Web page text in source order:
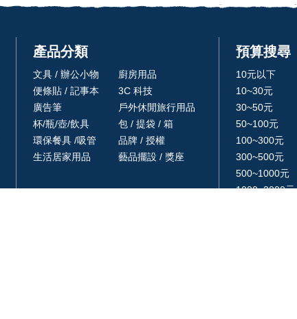
產品分類
文具 / 辦公小物
便條貼 / 記事本
廣告筆
杯/瓶/壺/飲具
環保餐具 /吸管
生活居家用品
廚房用品
3C 科技
戶外休閒旅行用品
包 / 提袋 / 箱
品牌 / 授權
藝品擺設 / 獎座
預算搜尋
10元以下
10~30元
30~50元
50~100元
100~300元
300~500元
500~1000元
1000~3000元